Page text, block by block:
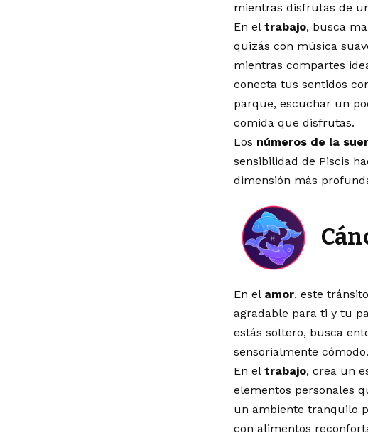
mientras disfrutas de
En el trabajo, busca
quizás con música
mientras compartes
conecta tus sentidos
parque, escuchar un
comida que disfrutas.
Los números de la
sensibilidad de Piscis
dimensión más
En el amor, este
agradable para ti y tu
estás soltero, busca
sensorialmente cómodo.
En el trabajo, crea un
elementos personales
un ambiente tranquilo
con alimentos